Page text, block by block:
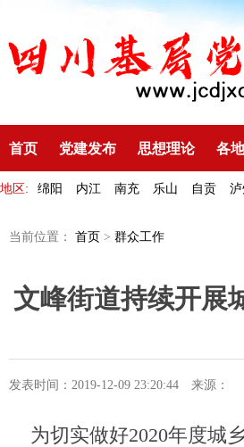
首页 党建发布 思想理论 各
地区: 绵阳 内江 南充 乐山 自贡 泸
当前位置： 首页 > 群众工作
文峰街道持续开展
发表时间：2019-12-09 23:20:44 来源：
为切实做好2020年度城